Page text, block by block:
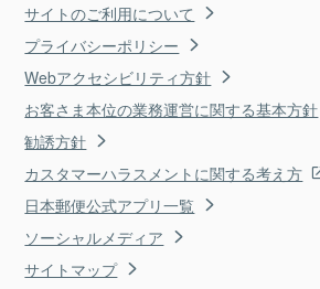
サイトのご利用について
プライバシーポリシー
Webアクセシビリティ方針
お客さま本位の業務運営に関する基本方針
勧誘方針
カスタマーハラスメントに関する考え方
日本郵便公式アプリ一覧
ソーシャルメディア
サイトマップ